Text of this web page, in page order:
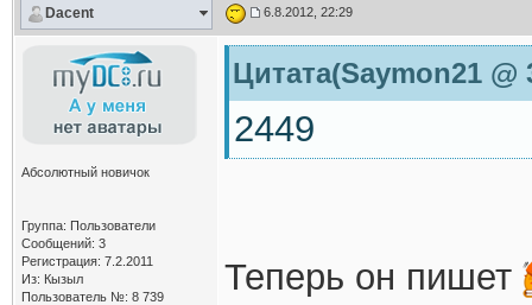
Dacent 6.8.2012, 22:29
Абсолютный новичок
Группа: Пользователи
Сообщений: 3
Регистрация: 7.2.2011
Из: Кызыл
Пользователь №: 8 739
Цитата(Saymon21 @
2449
Теперь он пишет